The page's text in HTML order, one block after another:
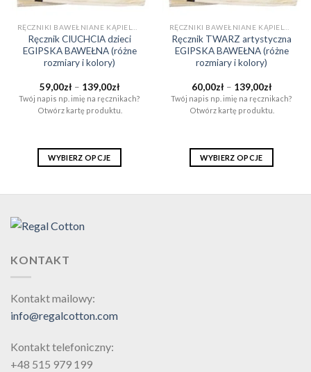
Ręcznik CIUCHCIA dzieci
EGIPSKA BAWEŁNA (różne
rozmiary i kolory)
59,00zł – 139,00złZakres
cen:
od
59,00zł
Twój napis np. imię na ręcznikach?
Otwórz kartę produktu.
WYBIERZ OPCJE
wariantów.
stronie
produktu
Ręcznik TWARZ artystyczna
EGIPSKA BAWEŁNA (różne
rozmiary i kolory)
60,00zł – 139,00złZakres
cen:
od
60,00zł
Twój napis np. imię na ręcznikach?
Otwórz kartę produktu.
WYBIERZ OPCJE
KONTAKT
Kontakt mailowy:
info@regalcotton.com
Kontakt telefoniczny:
+48 515 979 199